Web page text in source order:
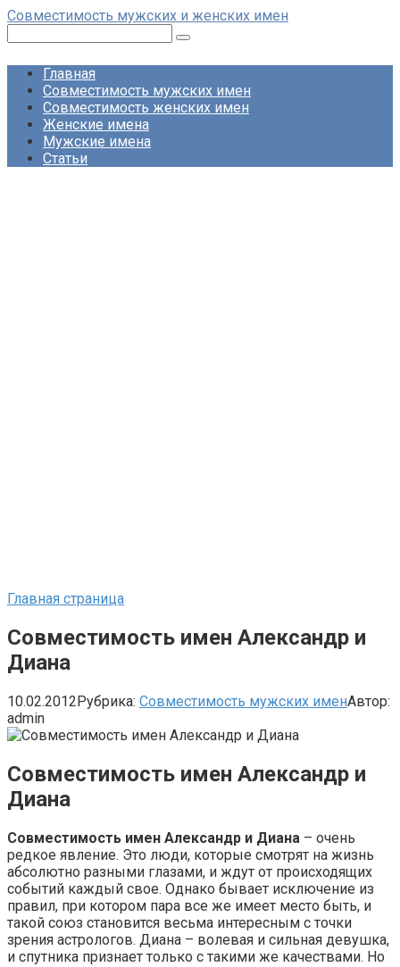
Перейти
контенту
Совместимость мужских и женских имен
Главная
Совместимость мужских имен
Совместимость женских имен
Женские имена
Мужские имена
Статьи
Главная страница
Совместимость имен Александр и
Диана
10.02.2012Рубрика: Совместимость мужских именАвтор:
admin
Совместимость имен Александр и
Диана
Совместимость имен Александр и Диана – очень
редкое явление. Это люди, которые смотрят на жизнь
абсолютно разными глазами, и ждут от происходящих
событий каждый свое. Однако бывает исключение из
правил, при котором пара все же имеет место быть, и
такой союз становится весьма интересным с точки
зрения астрологов. Диана – волевая и сильная девушка,
и спутника признает только с такими же качествами. Но